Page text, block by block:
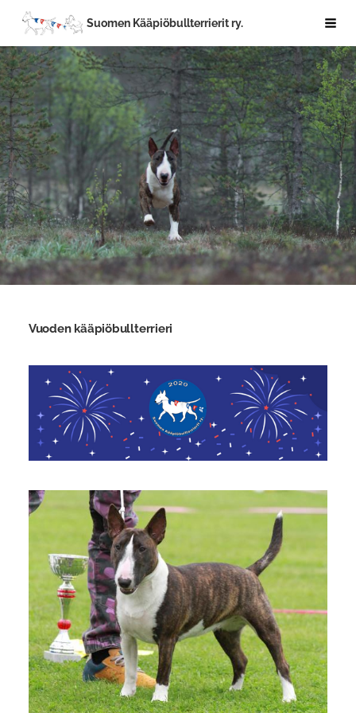
Siirry
sivun
sisältöön
Suomen Kääpiöbullterrierit ry.
Vuoden kääpiöbullterrieri